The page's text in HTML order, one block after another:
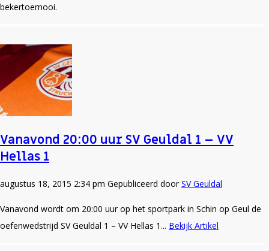
bekertoernooi.
Vanavond 20:00 uur SV Geuldal 1 – VV
Hellas 1
augustus 18, 2015 2:34 pm Gepubliceerd doorSV Geuldal
Vanavond wordt om 20:00 uur op het sportpark in Schin op Geul de
oefenwedstrijd SV Geuldal 1 – VV Hellas 1... Bekijk Artikel